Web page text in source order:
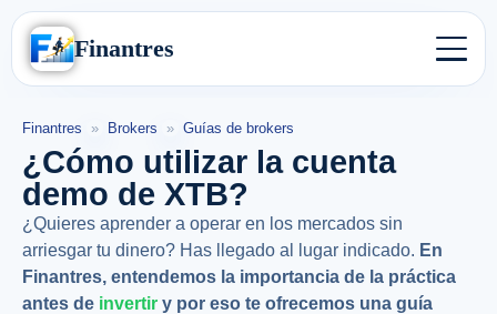
Finantres
Finantres » Brokers » Guías de brokers
¿Cómo utilizar la cuenta
demo de XTB?
¿Quieres aprender a operar en los mercados sin
arriesgar tu dinero? Has llegado al lugar indicado. En
Finantres, entendemos la importancia de la práctica
antes de invertir y por eso te ofrecemos una guía